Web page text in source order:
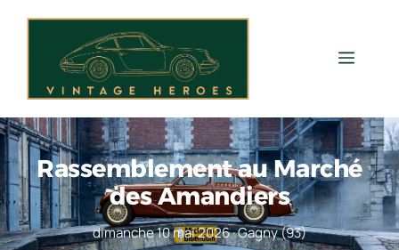
Menu
Rassemblement au Marché
des Amandiers
dimanche 10 mai 2026 · Gagny (93)